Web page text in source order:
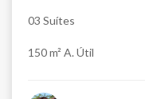
03 Suítes
150 m² A. Útil